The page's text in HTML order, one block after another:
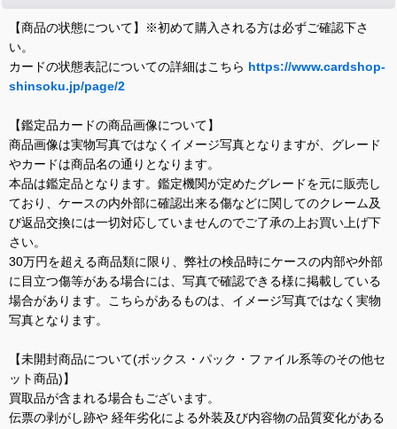
【商品の状態について】※初めて購入される方は必ずご確認下さ
い。
カードの状態表記についての詳細はこちら https://www.cardshop-
shinsoku.jp/page/2
【鑑定品カードの商品画像について】
商品画像は実物写真ではなくイメージ写真となりますが、グレード
やカードは商品名の通りとなります。
本品は鑑定品となります。鑑定機関が定めたグレードを元に販売し
ており、ケースの内外部に確認出来る傷などに関してのクレーム及
び返品交換には一切対応していませんのでご了承の上お買い上げ下
さい。
30万円を超える商品類に限り、弊社の検品時にケースの内部や外部
に目立つ傷等がある場合には、写真で確認できる様に掲載している
場合があります。こちらがあるものは、イメージ写真ではなく実物
写真となります。
【未開封商品について(ボックス・パック・ファイル系等のその他セ
ット商品)】
買取品が含まれる場合もございます。
伝票の剥がし跡や 経年劣化による外装及び内容物の品質変化がある